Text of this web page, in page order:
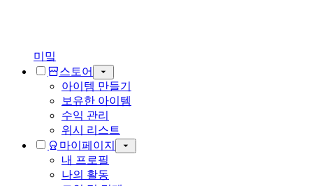
미밐
스토어
아이템 만들기
보유한 아이템
수익 관리
위시 리스트
마이페이지
내 프로필
나의 활동